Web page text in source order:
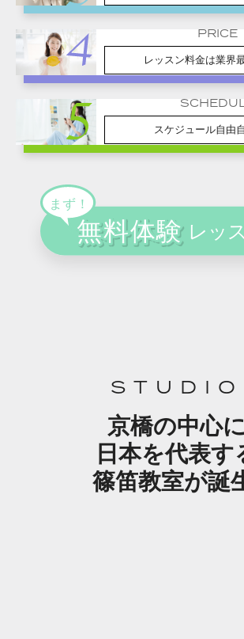
PRICE
レッスン料金は業界
スケジュール自由
STUDIO
京橋の中心に
日本を代表す
篠笛教室が誕